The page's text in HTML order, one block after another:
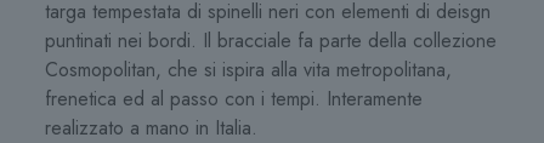
targa tempestata di spinelli neri con elementi di deisgn
puntinati nei bordi. Il bracciale fa parte della collezione
Cosmopolitan, che si ispira alla vita metropolitana,
frenetica ed al passo con i tempi. Interamente
realizzato a mano in Italia.